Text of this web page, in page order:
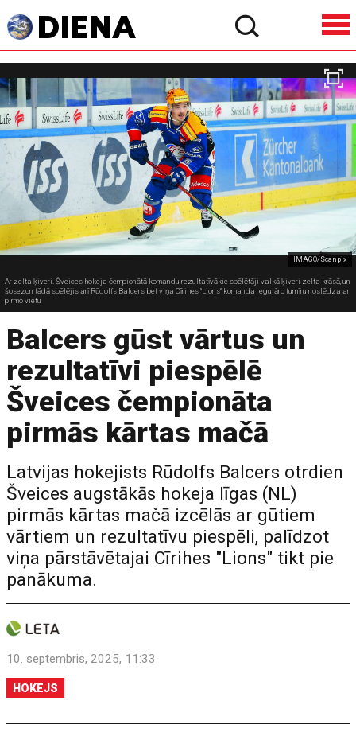
IMAGO/Scanpix
Ar zelta ķiveri. Šveices hokeja čempionātā komandu rezultatīvākie spēlētāji valkā ķiveri zelta krāsā, un
šosezon tādā spēlējis arī Rūdolfs Balcers, bet viņa Cīrihes "Lions" komanda regulāro turnīru noslēdza ar
pirmo vietu
Balcers gūst vārtus un
rezultatīvi piespēlē
Šveices čempionāta
pirmās kārtas mačā
Latvijas hokejists Rūdolfs Balcers otrdien
Šveices augstākās hokeja līgas (NL)
pirmās kārtas mačā izcēlās ar gūtiem
vārtiem un rezultatīvu piespēli, palīdzot
viņa pārstāvētajai Cīrihes "Lions" tikt pie
panākuma.
10. septembris, 2025, 11:33
HOKEJS